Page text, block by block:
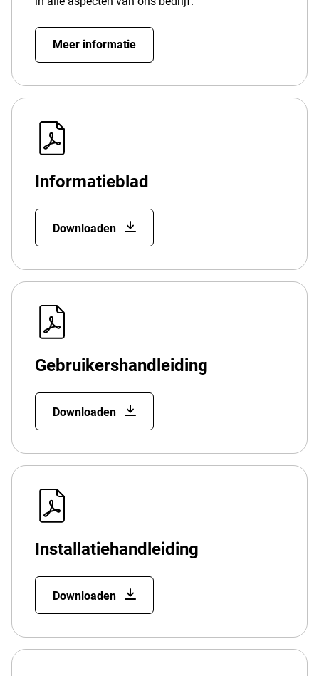
Meer informatie
Informatieblad
Downloaden
Gebruikershandleiding
Downloaden
Installatiehandleiding
Downloaden